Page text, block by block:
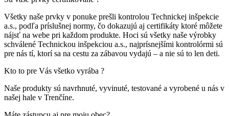
Všetky naše prvky v ponuke prešli kontrolou Technickej inšpekcie
a.s., podľa príslušnej normy, čo dokazujú aj certifikáty ktoré môžete
nájsť na webe pri každom produkte. Hoci sú všetky naše výrobky
schválené Technickou inšpekciou a.s., najprísnejšími kontrolórmi sú
pre nás tí, ktorí sa na cestu za zábavou vydajú – a nie sú to len deti.
Kto to pre Vás všetko vyrába ?
Naše produkty sú navrhnuté, vyvinuté, testované a vyrobené u nás v
našej hale v Trenčíne.